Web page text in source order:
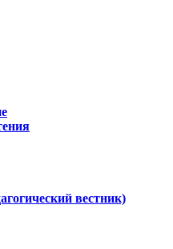
вестник)